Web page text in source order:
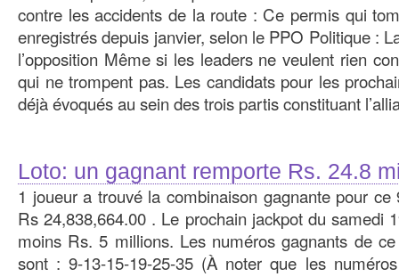
contre les accidents de la route : Ce permis qui
enregistrés depuis janvier, selon le PPO Politique :
l’opposition Même si les leaders ne veulent rien
qui ne trompent pas. Les candidats pour les
déjà évoqués au sein des trois partis constituant
Loto: un gagnant remporte Rs. 24.8
1 joueur a trouvé la combinaison gagnante pour
Rs 24,838,664.00 . Le prochain jackpot du samedi
moins Rs. 5 millions. Les numéros gagnants de
sont : 9-13-15-19-25-35 (À noter que les